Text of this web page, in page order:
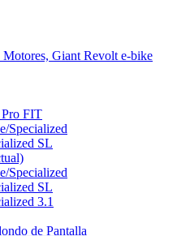
Motores, Giant Revolt e-bike
FIT
Specialized
SL
Specialized
SL
3.1
de Pantalla